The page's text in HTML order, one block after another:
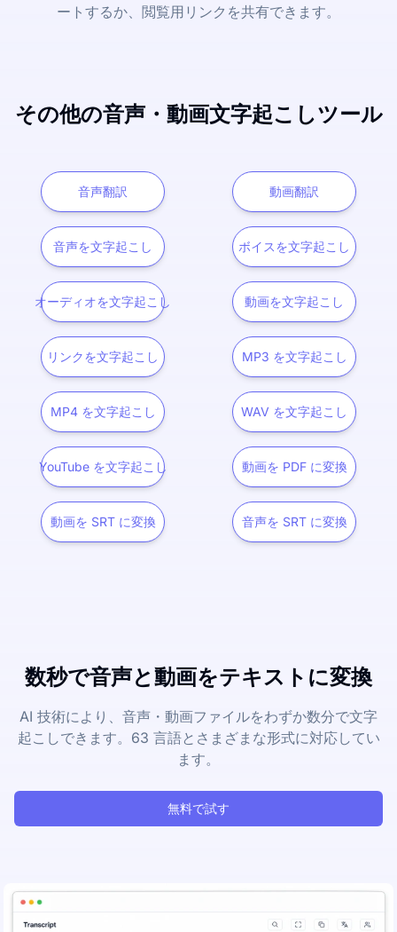
ートするか、閲覧用リンクを共有できます。
その他の音声・動画文字起こしツール
音声翻訳 動画翻訳
音声を文字起こし ボイスを文字起こし
オーディオを文字起こし 動画を文字起こし
リンクを文字起こし MP3 を文字起こし
MP4 を文字起こし WAV を文字起こし
YouTube を文字起こし 動画を PDF に変換
動画を SRT に変換 音声を SRT に変換
数秒で音声と動画をテキストに変換
AI 技術により、音声・動画ファイルをわずか数分で文字
起こしできます。63 言語とさまざまな形式に対応してい
ます。
無料で試す